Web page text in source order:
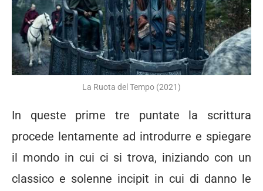
La Ruota del Tempo (2021)
In queste prime tre puntate la scrittura
procede lentamente ad introdurre e spiegare
il mondo in cui ci si trova, iniziando con un
classico e solenne incipit in cui di danno le